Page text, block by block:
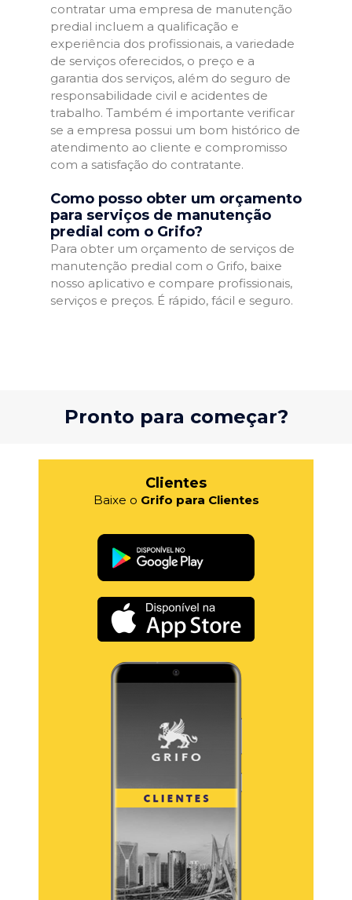
contratar uma empresa de manutenção
predial incluem a qualificação e
experiência dos profissionais, a variedade
de serviços oferecidos, o preço e a
garantia dos serviços, além do seguro de
responsabilidade civil e acidentes de
trabalho. Também é importante verificar
se a empresa possui um bom histórico de
atendimento ao cliente e compromisso
com a satisfação do contratante.
Como posso obter um orçamento
para serviços de manutenção
predial com o Grifo?
Para obter um orçamento de serviços de
manutenção predial com o Grifo, baixe
nosso aplicativo e compare profissionais,
serviços e preços. É rápido, fácil e seguro.
Pronto para começar?
Clientes
Baixe o Grifo para Clientes